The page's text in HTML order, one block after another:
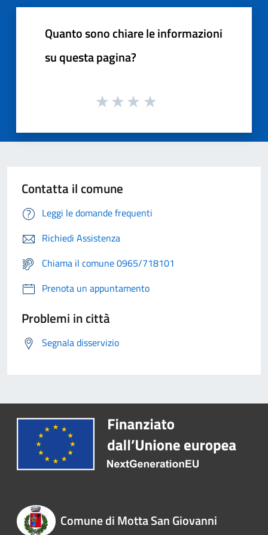
Quanto sono chiare le informazioni
su questa pagina?
Contatta il comune
Leggi le domande frequenti
Richiedi Assistenza
Chiama il comune 0965/718101
Prenota un appuntamento
Problemi in città
Segnala disservizio
Comune di Motta San Giovanni